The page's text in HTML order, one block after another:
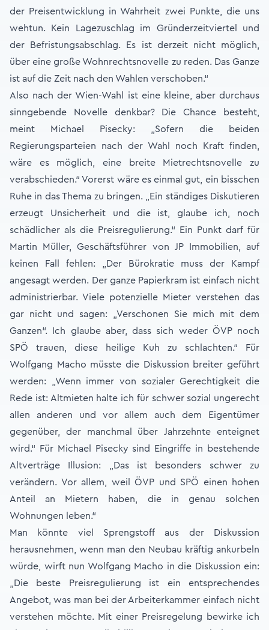
der Preisentwicklung in Wahrheit zwei Punkte, die uns
wehtun. Kein Lagezuschlag im Gründerzeitviertel und
der Befristungsabschlag. Es ist derzeit nicht möglich,
über eine große Wohnrechtsnovelle zu reden. Das Ganze
ist auf die Zeit nach den Wahlen verschoben.“
Also nach der Wien-Wahl ist eine kleine, aber durchaus
sinngebende Novelle denkbar? Die Chance besteht,
meint Michael Pisecky: „Sofern die beiden
Regierungsparteien nach der Wahl noch Kraft finden,
wäre es möglich, eine breite Mietrechtsnovelle zu
verabschieden.“ Vorerst wäre es einmal gut, ein bisschen
Ruhe in das Thema zu bringen. „Ein ständiges Diskutieren
erzeugt Unsicherheit und die ist, glaube ich, noch
schädlicher als die Preisregulierung.“ Ein Punkt darf für
Martin Müller, Geschäftsführer von JP Immobilien, auf
keinen Fall fehlen: „Der Bürokratie muss der Kampf
angesagt werden. Der ganze Papierkram ist einfach nicht
administrierbar. Viele potenzielle Mieter verstehen das
gar nicht und sagen: „Verschonen Sie mich mit dem
Ganzen“. Ich glaube aber, dass sich weder ÖVP noch
SPÖ trauen, diese heilige Kuh zu schlachten.“ Für
Wolfgang Macho müsste die Diskussion breiter geführt
werden: „Wenn immer von sozialer Gerechtigkeit die
Rede ist: Altmieten halte ich für schwer sozial ungerecht
allen anderen und vor allem auch dem Eigentümer
gegenüber, der manchmal über Jahrzehnte enteignet
wird.“ Für Michael Pisecky sind Eingriffe in bestehende
Altverträge Illusion: „Das ist besonders schwer zu
verändern. Vor allem, weil ÖVP und SPÖ einen hohen
Anteil an Mietern haben, die in genau solchen
Wohnungen leben.“
Man könnte viel Sprengstoff aus der Diskussion
herausnehmen, wenn man den Neubau kräftig ankurbeln
würde, wirft nun Wolfgang Macho in die Diskussion ein:
„Die beste Preisregulierung ist ein entsprechendes
Angebot, was man bei der Arbeiterkammer einfach nicht
verstehen möchte. Mit einer Preisregelung bewirke ich